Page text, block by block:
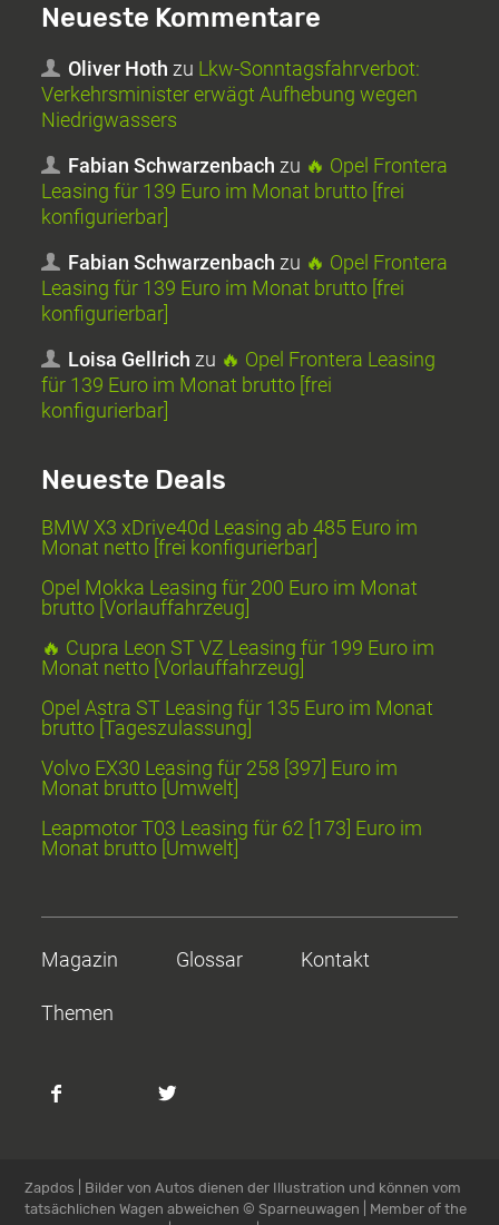
Neueste Kommentare
Oliver Hoth zu Lkw-Sonntagsfahrverbot:
Verkehrsminister erwägt Aufhebung wegen
Niedrigwassers
Fabian Schwarzenbach zu 🔥 Opel Frontera
Leasing für 139 Euro im Monat brutto [frei
konfigurierbar]
Fabian Schwarzenbach zu 🔥 Opel Frontera
Leasing für 139 Euro im Monat brutto [frei
konfigurierbar]
Loisa Gellrich zu 🔥 Opel Frontera Leasing
für 139 Euro im Monat brutto [frei
konfigurierbar]
Neueste Deals
BMW X3 xDrive40d Leasing ab 485 Euro im
Monat netto [frei konfigurierbar]
Opel Mokka Leasing für 200 Euro im Monat
brutto [Vorlauffahrzeug]
🔥 Cupra Leon ST VZ Leasing für 199 Euro im
Monat netto [Vorlauffahrzeug]
Opel Astra ST Leasing für 135 Euro im Monat
brutto [Tageszulassung]
Volvo EX30 Leasing für 258 [397] Euro im
Monat brutto [Umwelt]
Leapmotor T03 Leasing für 62 [173] Euro im
Monat brutto [Umwelt]
Magazin Glossar Kontakt
Themen
Zapdos | Bilder von Autos dienen der Illustration und können vom
tatsächlichen Wagen abweichen© Sparneuwagen | Member of the